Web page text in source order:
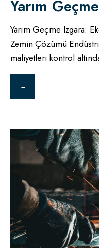
Yarım
Yarım Geçme Izgara:
Zemin Çözümü
maliyetleri kontrol
→